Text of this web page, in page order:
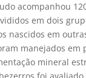
acompanhou
em dois
nascidos em
manejados em
mineral